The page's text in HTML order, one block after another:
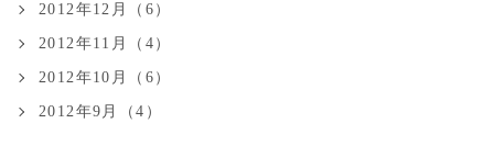
2012年12月（6）
2012年11月（4）
2012年10月（6）
2012年9月（4）